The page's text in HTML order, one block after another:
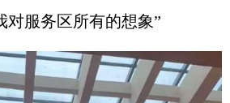
对服务区所有的想象”